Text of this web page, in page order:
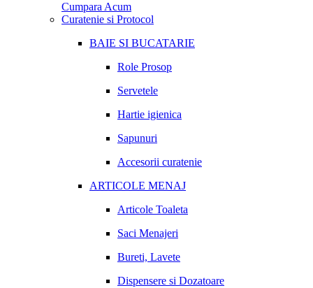
Cumpara Acum
Curatenie si Protocol
BAIE SI BUCATARIE
Role Prosop
Servetele
Hartie igienica
Sapunuri
Accesorii curatenie
ARTICOLE MENAJ
Articole Toaleta
Saci Menajeri
Bureti, Lavete
Dispensere si Dozatoare